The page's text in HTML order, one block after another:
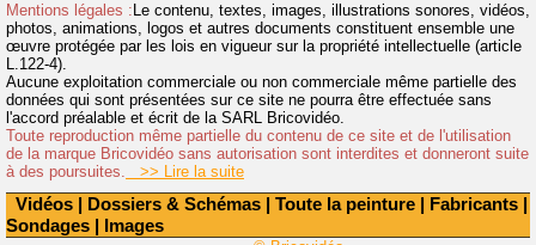
Vidéos | Dossiers & Schémas | Toute la peinture | Fabricants |
Sondages | Images
Mentions légales : Le contenu, textes, images, illustrations sonores, vidéos,
photos, animations, logos et autres documents constituent ensemble une
œuvre protégée par les lois en vigueur sur la propriété intellectuelle (article
L.122-4).
Aucune exploitation commerciale ou non commerciale même partielle des
données qui sont présentées sur ce site ne pourra être effectuée sans
l'accord préalable et écrit de la SARL Bricovidéo.
Toute reproduction même partielle du contenu de ce site et de l'utilisation
de la marque Bricovidéo sans autorisation sont interdites et donneront suite
à des poursuites. >> Lire la suite